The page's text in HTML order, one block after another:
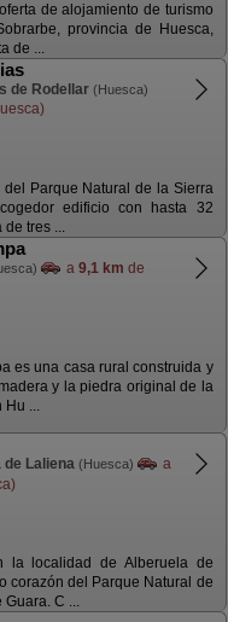
de alojamiento de turismo
provincia de Huesca,
de ...
de Rodellar (Huesca)
Parque Natural de la Sierra
edificio con hasta 32
de tres ...
a 9,1 km de
es una casa rural construida y
y la piedra original de la
Hu ...
Laliena (Huesca)
a
la localidad de Alberuela de
corazón del Parque Natural de
Guara. C ...